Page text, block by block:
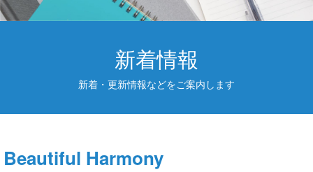
新着情報
新着・更新情報などをご案内します
Beautiful Harmony